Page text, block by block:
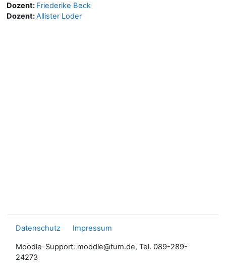
Dozent: Friederike Beck
Dozent:Allister Loder
Datenschutz Impressum
Moodle-Support: moodle@tum.de, Tel. 089-289-
24273